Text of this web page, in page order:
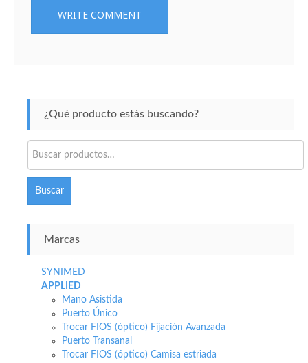
¿Qué producto estás buscando?
por:
Buscar
Marcas
SYNIMED
APPLIED
Mano Asistida
Puerto Único
Trocar FIOS (óptico) Fijación Avanzada
Puerto Transanal
Trocar FIOS (óptico) Camisa estriada